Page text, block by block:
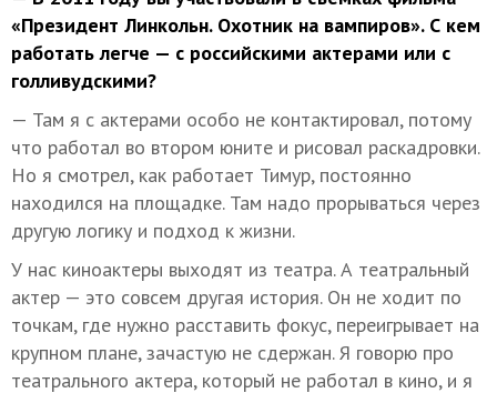
«Президент Линкольн. Охотник на вампиров». С кем
работать легче — с российскими актерами или с
голливудскими?
— Там я с актерами особо не контактировал, потому
что работал во втором юните и рисовал раскадровки.
Но я смотрел, как работает Тимур, постоянно
находился на площадке. Там надо прорываться через
другую логику и подход к жизни.
У нас киноактеры выходят из театра. А театральный
актер — это совсем другая история. Он не ходит по
точкам, где нужно расставить фокус, переигрывает на
крупном плане, зачастую не сдержан. Я говорю про
театрального актера, который не работал в кино, и я